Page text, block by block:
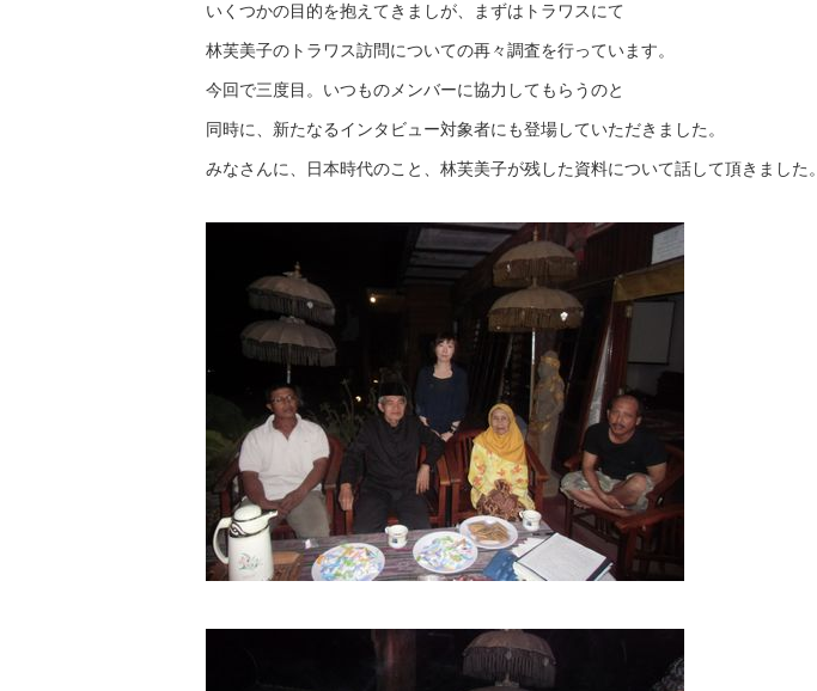
いくつかの目的を抱えてきましが、まずはトラワスにて
林芙美子のトラワス訪問についての再々調査を行っています。
今回で三度目。いつものメンバーに協力してもらうのと
同時に、新たなるインタビュー対象者にも登場していただきました。
みなさんに、日本時代のこと、林芙美子が残した資料について話して頂きました。